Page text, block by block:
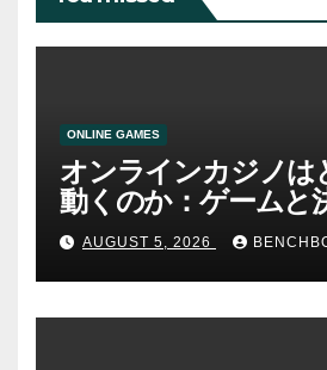
ONLINE GAMES
オンラインカジノは
動くのか：ゲームと
みAUGUST 5, 2026